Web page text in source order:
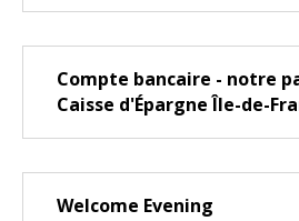
Compte bancaire - notre
Caisse d'Épargne Île-de-
Welcome Evening